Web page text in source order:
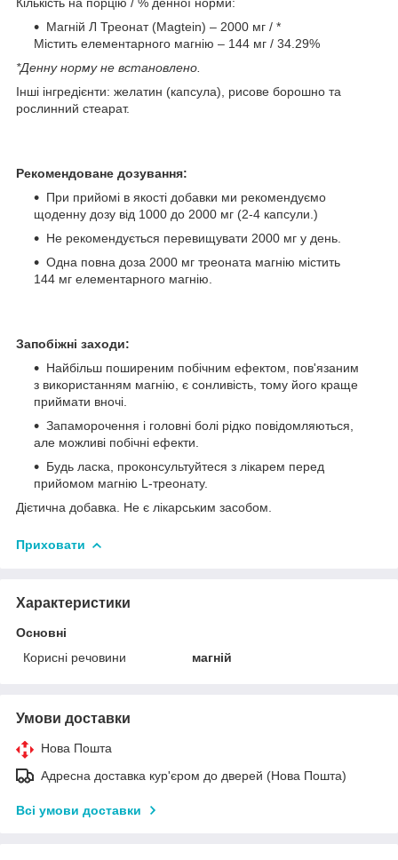
Магній Л Треонат (Magtein) – 2000 мг / *
Містить елементарного магнію – 144 мг / 34.29%
*Денну норму не встановлено.
Інші інгредієнти: желатин (капсула), рисове борошно та
рослинний стеарат.
Рекомендоване дозування:
При прийомі в якості добавки ми рекомендуємо
щоденну дозу від 1000 до 2000 мг (2-4 капсули.)
Не рекомендується перевищувати 2000 мг у день.
Одна повна доза 2000 мг треоната магнію містить
144 мг елементарного магнію.
Запобіжні заходи:
Найбільш поширеним побічним ефектом, пов'язаним
з використанням магнію, є сонливість, тому його краще
приймати вночі.
Запаморочення і головні болі рідко повідомляються,
але можливі побічні ефекти.
Будь ласка, проконсультуйтеся з лікарем перед
прийомом магнію L-треонату.
Дієтична добавка. Не є лікарським засобом.
Приховати
Характеристики
Основні
Корисні речовини
магній
Умови доставки
Нова Пошта
Адресна доставка кур'єром до дверей (Нова Пошта)
Всі умови доставки